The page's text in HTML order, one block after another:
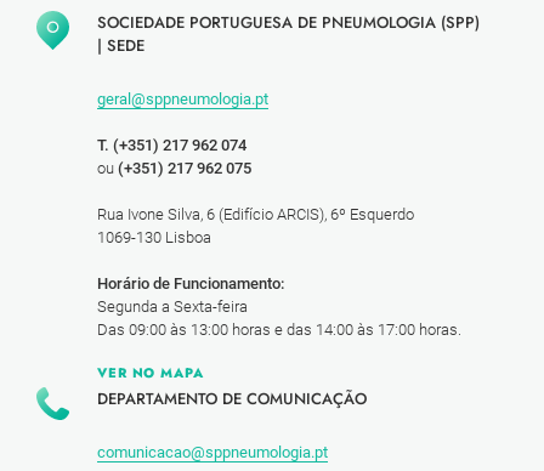
SOCIEDADE PORTUGUESA DE PNEUMOLOGIA (SPP)
| SEDE
geral@sppneumologia.pt
T. (+351) 217 962 074
ou (+351) 217 962 075
Rua Ivone Silva, 6 (Edifício ARCIS), 6º Esquerdo
1069-130 Lisboa
Horário de Funcionamento:
Segunda a Sexta-feira
Das 09:00 às 13:00 horas e das 14:00 às 17:00 horas.
VER NO MAPA
DEPARTAMENTO DE COMUNICAÇÃO
comunicacao@sppneumologia.pt